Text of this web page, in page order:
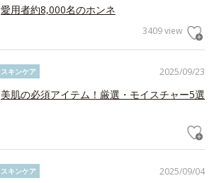
愛用者約8,000名のホンネ
3409 view
2025/09/23
スキンケア
美肌の必須アイテム！厳選・モイスチャー5選
2025/09/04
スキンケア